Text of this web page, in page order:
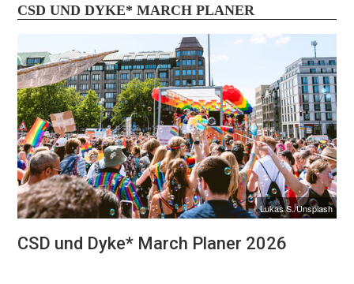
CSD UND DYKE* MARCH PLANER
Lukas S./Unsplash
CSD und Dyke* March Planer 2026